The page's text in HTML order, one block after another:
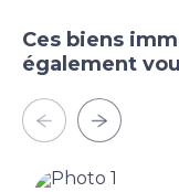
Ces biens
également